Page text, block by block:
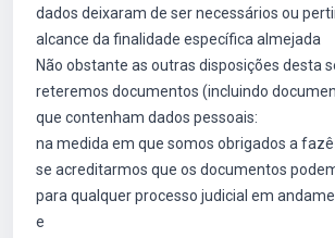
dados deixaram de ser necessários ou
alcance da finalidade específica almejada
Não obstante as outras disposições desta
reteremos documentos (incluindo
que contenham dados pessoais:
na medida em que somos obrigados a
se acreditarmos que os documentos
para qualquer processo judicial em
e